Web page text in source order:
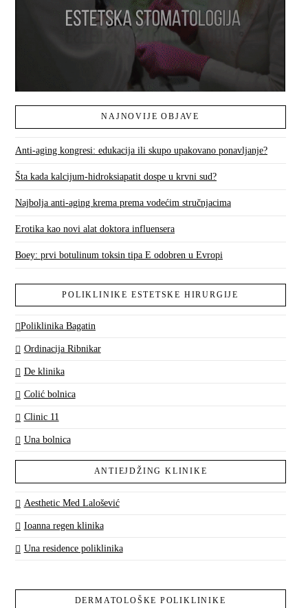
NAJNOVIJE OBJAVE
Anti-aging kongresi: edukacija ili skupo upakovano ponavljanje?
Šta kada kalcijum-hidroksiapatit dospe u krvni sud?
Najbolja anti-aging krema prema vodećim stručnjacima
Erotika kao novi alat doktora influensera
Boey: prvi botulinum toksin tipa E odobren u Evropi
POLIKLINIKE ESTETSKE HIRURGIJE
Poliklinika Bagatin
Ordinacija Ribnikar
De klinika
Colić bolnica
Clinic 11
Una bolnica
ANTIEJDŽING KLINIKE
Aesthetic Med Lalošević
Ioanna regen klinika
Una residence poliklinika
DERMATOLOŠKE POLIKLINIKE